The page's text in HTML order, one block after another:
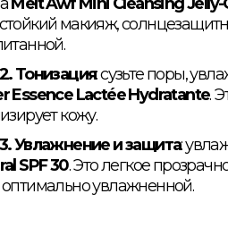
макияж,
Тонизация: сузьте поры,
Essence Lactée Hydratante.
кожу.
Увлажнение и защита:
SPF 30. Это легкое
увлажненной.